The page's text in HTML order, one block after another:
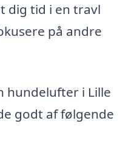
dig tid i en travl
på andre
hundelufter i Lille
godt af følgende